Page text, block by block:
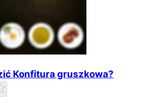
Konfitura gruszkowa?